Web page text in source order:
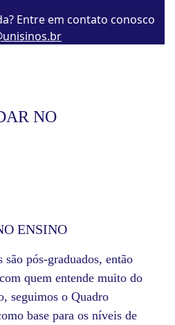
Entre em contato conosco
NO
ENSINO
são pós-graduados, então
quem entende muito do
seguimos o Quadro
base para os níveis de